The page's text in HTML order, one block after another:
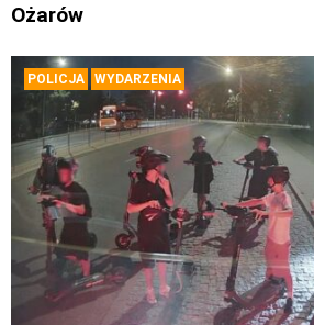
Ożarów
POLICJA WYDARZENIA